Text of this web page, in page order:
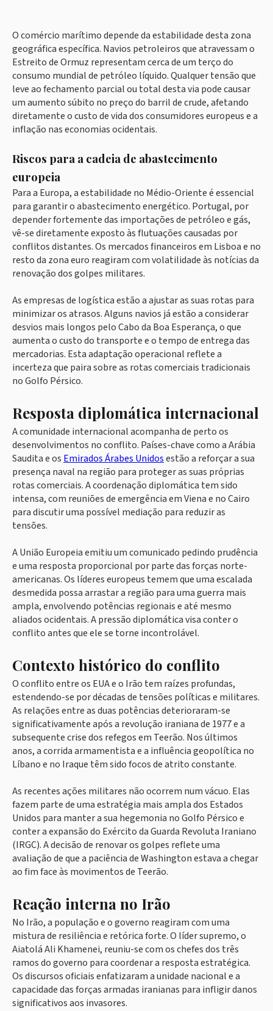
O comércio marítimo depende da estabilidade desta zona
geográfica específica. Navios petroleiros que atravessam o
Estreito de Ormuz representam cerca de um terço do
consumo mundial de petróleo líquido. Qualquer tensão que
leve ao fechamento parcial ou total desta via pode causar
um aumento súbito no preço do barril de crude, afetando
diretamente o custo de vida dos consumidores europeus e a
inflação nas economias ocidentais.
Riscos para a cadeia de abastecimento
europeia
Para a Europa, a estabilidade no Médio-Oriente é essencial
para garantir o abastecimento energético. Portugal, por
depender fortemente das importações de petróleo e gás,
vê-se diretamente exposto às flutuações causadas por
conflitos distantes. Os mercados financeiros em Lisboa e no
resto da zona euro reagiram com volatilidade às notícias da
renovação dos golpes militares.
As empresas de logística estão a ajustar as suas rotas para
minimizar os atrasos. Alguns navios já estão a considerar
desvios mais longos pelo Cabo da Boa Esperança, o que
aumenta o custo do transporte e o tempo de entrega das
mercadorias. Esta adaptação operacional reflete a
incerteza que paira sobre as rotas comerciais tradicionais
no Golfo Pérsico.
Resposta diplomática internacional
A comunidade internacional acompanha de perto os
desenvolvimentos no conflito. Países-chave como a Arábia
Saudita e os Emirados Árabes Unidosestão a reforçar a sua
presença naval na região para proteger as suas próprias
rotas comerciais. A coordenação diplomática tem sido
intensa, com reuniões de emergência em Viena e no Cairo
para discutir uma possível mediação para reduzir as
tensões.
A União Europeia emitiu um comunicado pedindo prudência
e uma resposta proporcional por parte das forças norte-
americanas. Os líderes europeus temem que uma escalada
desmedida possa arrastar a região para uma guerra mais
ampla, envolvendo potências regionais e até mesmo
aliados ocidentais. A pressão diplomática visa conter o
conflito antes que ele se torne incontrolável.
Contexto histórico do conflito
O conflito entre os EUA e o Irão tem raízes profundas,
estendendo-se por décadas de tensões políticas e militares.
As relações entre as duas potências deterioraram-se
significativamente após a revolução iraniana de 1977 e a
subsequente crise dos refegos em Teerão. Nos últimos
anos, a corrida armamentista e a influência geopolítica no
Líbano e no Iraque têm sido focos de atrito constante.
As recentes ações militares não ocorrem num vácuo. Elas
fazem parte de uma estratégia mais ampla dos Estados
Unidos para manter a sua hegemonia no Golfo Pérsico e
conter a expansão do Exército da Guarda Revoluta Iraniano
(IRGC). A decisão de renovar os golpes reflete uma
avaliação de que a paciência de Washington estava a chegar
ao fim face às movimentos de Teerão.
Reação interna no Irão
No Irão, a população e o governo reagiram com uma
mistura de resiliência e retórica forte. O líder supremo, o
Aiatolá Ali Khamenei, reuniu-se com os chefes dos três
ramos do governo para coordenar a resposta estratégica.
Os discursos oficiais enfatizaram a unidade nacional e a
capacidade das forças armadas iranianas para infligir danos
significativos aos invasores.